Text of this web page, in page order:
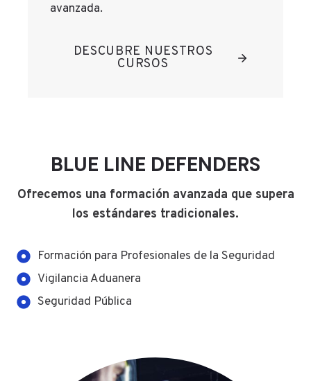
avanzada.
DESCUBRE NUESTROS
CURSOS
BLUE LINE DEFENDERS
Ofrecemos una formación avanzada que supera
los estándares tradicionales.
Formación para Profesionales de la Seguridad
Vigilancia Aduanera
Seguridad Pública